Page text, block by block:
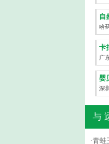
自
哈
卡
广
婴
深
与
·青蛙